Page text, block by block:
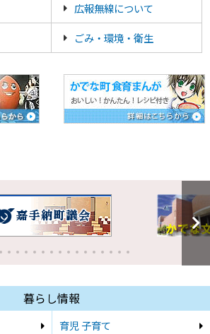
広報無線について
ごみ・環境・衛生
暮らし情報
育児 子育て